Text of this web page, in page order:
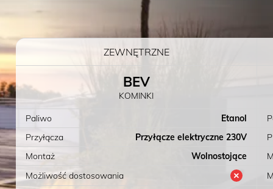
ZEWNĘTRZNE
BEV
KOMINKI
Paliwo
Etanol
Przyłącza
Przyłącze elektryczne 230V
Montaż
Wolnostojące
Możliwość dostosowania